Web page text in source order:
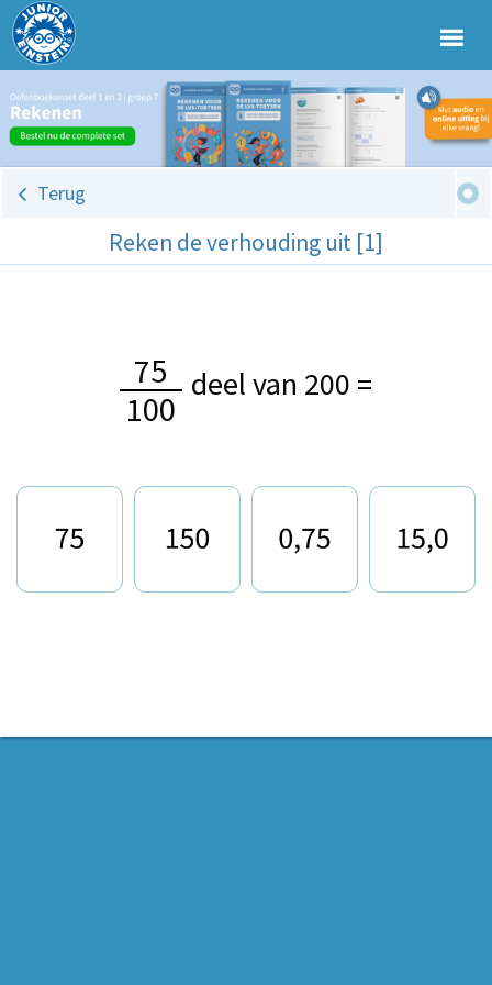
Terug
Reken de verhouding uit [1]
75
100
deel van 200 =